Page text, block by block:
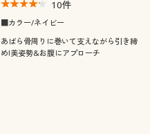
10件
■カラー/ネイビー
あばら骨周りに巻いて支えながら引き締
め!美姿勢&お腹にアプローチ